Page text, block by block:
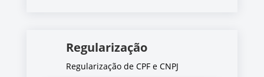
Regularização
Regularização de CPF e CNPJ